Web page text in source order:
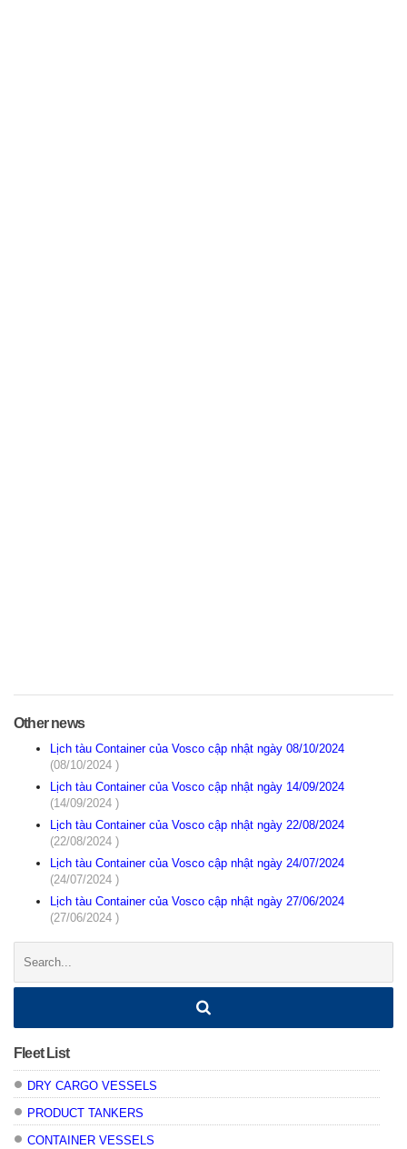
Other news
Lịch tàu Container của Vosco cập nhật ngày 08/10/2024
(08/10/2024 )
Lịch tàu Container của Vosco cập nhật ngày 14/09/2024
(14/09/2024 )
Lịch tàu Container của Vosco cập nhật ngày 22/08/2024
(22/08/2024 )
Lịch tàu Container của Vosco cập nhật ngày 24/07/2024
(24/07/2024 )
Lịch tàu Container của Vosco cập nhật ngày 27/06/2024
(27/06/2024 )
Fleet List
DRY CARGO VESSELS
PRODUCT TANKERS
CONTAINER VESSELS